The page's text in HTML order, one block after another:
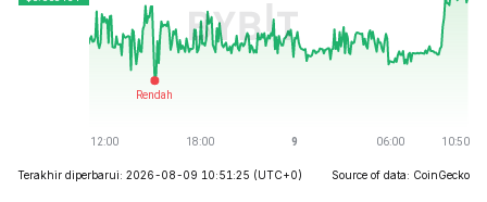
Terakhir diperbarui: 2026-08-09 10:51:25 (UTC+0) Source of data: CoinGecko